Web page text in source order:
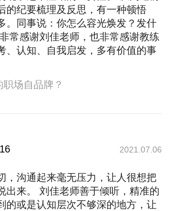
的纪要梳理及反思，有一种顿悟
。同事说：你怎么容光焕发？发什
常感谢刘佳老师，也非常感谢教练
、认知、自我启发，多有价值的事
场自品牌？
2021.07.06
，沟通起来毫无压力，让人很想把
出来。 刘佳老师善于倾听，精准的
的或是认知层次不够深的地方，让